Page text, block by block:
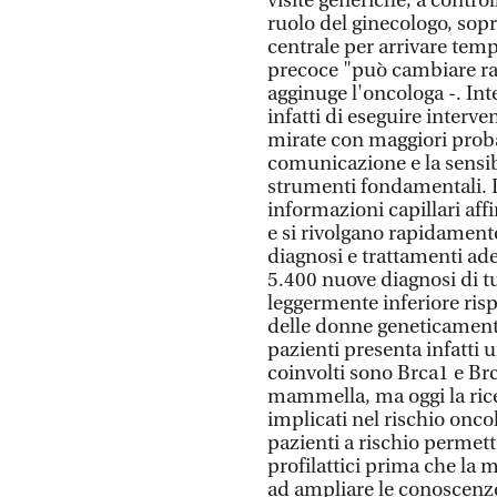
ruolo del ginecologo,
centrale per arrivare
precoce "può cambiare
agginuge l'oncologa -.
infatti di eseguire
mirate con maggiori
comunicazione e la
strumenti fondamentali.
informazioni capillari
e si rivolgano
diagnosi e trattamenti
5.400 nuove diagnosi di
leggermente inferiore
delle donne
pazienti presenta infatti
coinvolti sono Brca1 e
mammella, ma oggi la
implicati nel rischio
pazienti a rischio
profilattici prima che la
ad ampliare le